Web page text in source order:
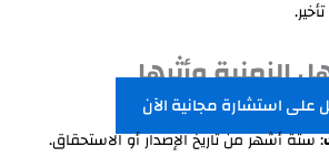
الزمنية وأثرها
على استشارة مجانية الآن
: ستة أشهر من تاريخ الإصدار أو الاستحقاق.